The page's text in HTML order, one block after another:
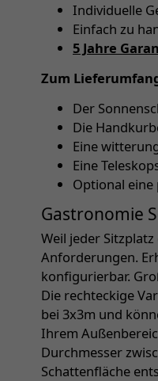
Individuelle
Einfach zu
5 Jahre
Zum
Der
Die
Eine
Eine
Optional eine
Gastronomie
Weil jeder
Anforderungen.
konfigurierbar.
Die rechteckige
bei 3x3m und
Ihrem
Durchmesser
Schattenfläche